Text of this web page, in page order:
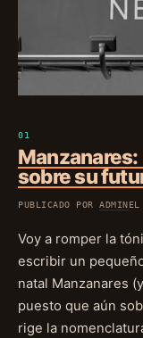
sobre su
PUBLICADO PORADMIN
Voy a romper la
escribir un
natal Manzanares
puesto que aún
rige la